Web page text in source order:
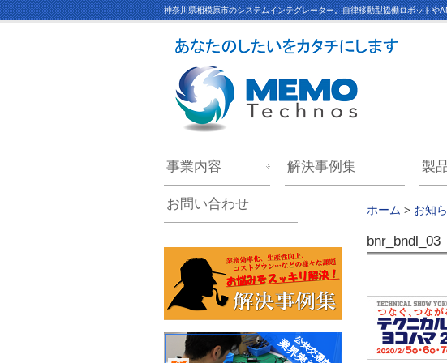
神奈川県相模原市のシステムインテグレーター。自律移動型協働ロボット
事業内容 解決事例集 製
お問い合わせ ホーム > お知
bnr_bndl_03